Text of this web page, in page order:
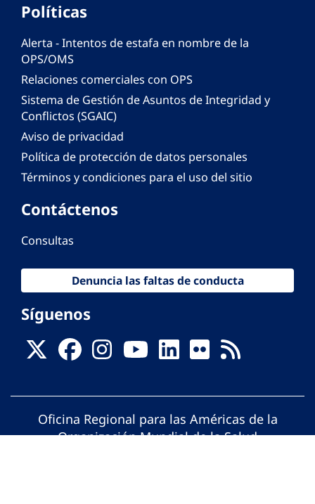
Políticas
Alerta - Intentos de estafa en nombre de la
OPS/OMS
Relaciones comerciales con OPS
Sistema de Gestión de Asuntos de Integridad y
Conflictos (SGAIC)
Aviso de privacidad
Política de protección de datos personales
Términos y condiciones para el uso del sitio
Contáctenos
Consultas
Denuncia las faltas de conducta
Síguenos
Oficina Regional para las Américas de la
Organización Mundial de la Salud